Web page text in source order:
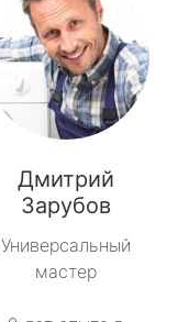
Дмитрий
Зарубов
Универсальный
мастер